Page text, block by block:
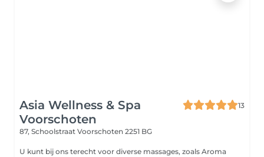
Asia Wellness & Spa
Voorschoten
13
87, Schoolstraat Voorschoten 2251 BG
U kunt bij ons terecht voor diverse massages, zoals Aroma